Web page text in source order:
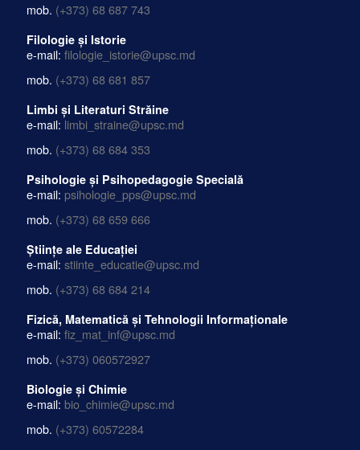
mob. (+373) 68 687 743
Filologie și Istorie
e-mail: filologie_istorie@upsc.md
mob. (+373) 68 681 857
Limbi și Literaturi Străine
e-mail: limbi_straine@upsc.md
mob. (+373) 68 684 353
Psihologie și Psihopedagogie Specială
e-mail: psihologie_pps@upsc.md
mob. (+373) 68 659 666
Științe ale Educației
e-mail: stiinte_educatie@upsc.md
mob. (+373) 68 684 214
Fizică, Matematică și Tehnologii Informaționale
e-mail: fiz_mat_inf@upsc.md
mob. (+373) 060572927
Biologie și Chimie
e-mail: bio_chimie@upsc.md
mob. (+373) 60572284